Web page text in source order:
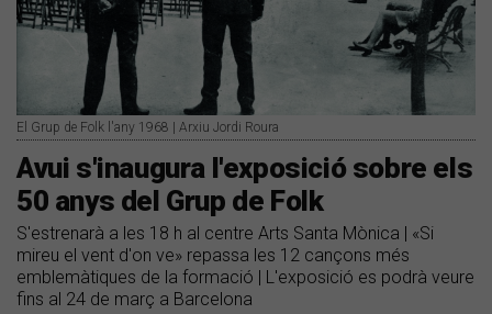
El Grup de Folk l'any 1968 | Arxiu Jordi Roura
Avui s'inaugura l'exposició sobre els
50 anys del Grup de Folk
S'estrenarà a les 18 h al centre Arts Santa Mònica | «Si
mireu el vent d'on ve» repassa les 12 cançons més
emblemàtiques de la formació | L'exposició es podrà veure
fins al 24 de març a Barcelona